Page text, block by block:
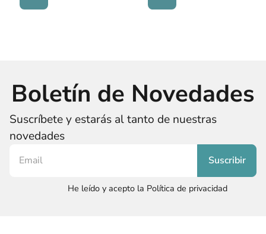
Boletín de Novedades
Suscríbete y estarás al tanto de nuestras
novedades
He leído y acepto la Política de privacidad